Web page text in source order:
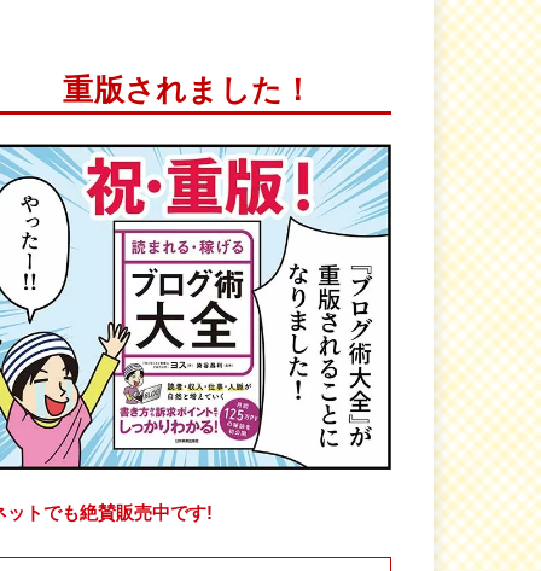
重版されました！
ットでも絶賛販売中です!